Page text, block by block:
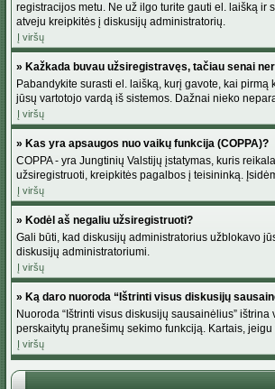
registracijos metu. Ne už ilgo turite gauti el. laišką
atveju kreipkitės į diskusijų administratorių.
Į viršų
» Kažkada buvau užsiregistravęs, tačiau senai
Pabandykite surasti el. laišką, kurį gavote, kai
jūsų vartotojo vardą iš sistemos. Dažnai nieko
Į viršų
» Kas yra apsaugos nuo vaikų funkcija (COPPA)?
COPPA - yra Jungtinių Valstijų įstatymas, kuris
užsiregistruoti, kreipkitės pagalbos į teisininką.
Į viršų
» Kodėl aš negaliu užsiregistruoti?
Gali būti, kad diskusijų administratorius užblokavo
diskusijų administratoriumi.
Į viršų
» Ką daro nuoroda “Ištrinti visus diskusijų
Nuoroda “Ištrinti visus diskusijų sausainėlius”
perskaitytų pranešimų sekimo funkciją. Kartais,
Į viršų